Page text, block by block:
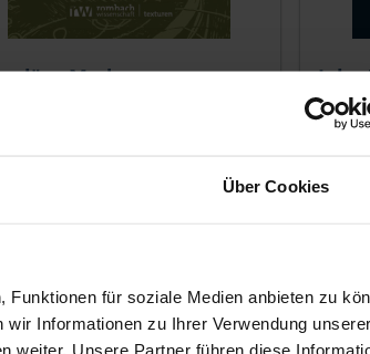
Über Cookies
für soziale Medien anbieten zu
Informationen zu Ihrer Verwendung unserer
weiter. Unsere Partner führen diese
Produktoption auf der
Moderne
Preis dieses Titels richtet sich nach der
Der
89,00